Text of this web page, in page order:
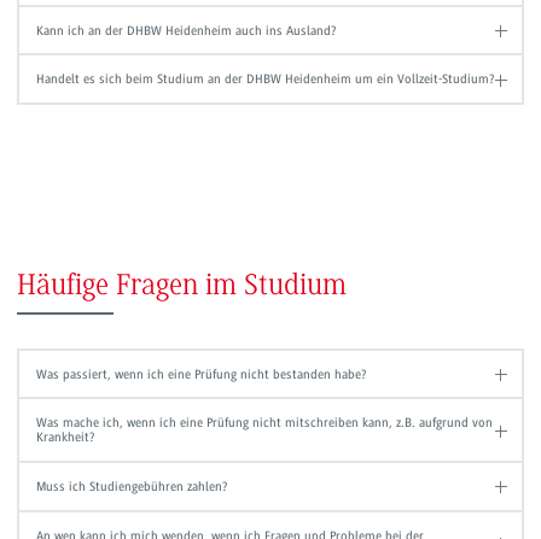
Kann ich an der DHBW Heidenheim auch ins Ausland?
Handelt es sich beim Studium an der DHBW Heidenheim um ein Vollzeit-Studium?
Häufige Fragen im Studium
Was passiert, wenn ich eine Prüfung nicht bestanden habe?
Was mache ich, wenn ich eine Prüfung nicht mitschreiben kann, z.B. aufgrund von
Krankheit?
Muss ich Studiengebühren zahlen?
An wen kann ich mich wenden, wenn ich Fragen und Probleme bei der